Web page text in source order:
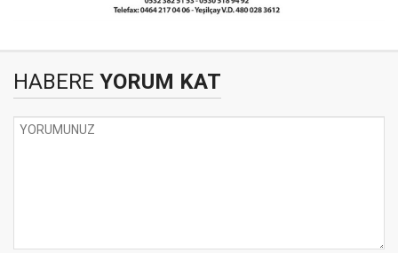
HABERE YORUM KAT